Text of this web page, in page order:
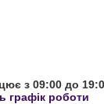
з 09:00 до
графік роботи